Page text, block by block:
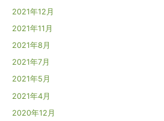
2021年12月
2021年11月
2021年8月
2021年7月
2021年5月
2021年4月
2020年12月